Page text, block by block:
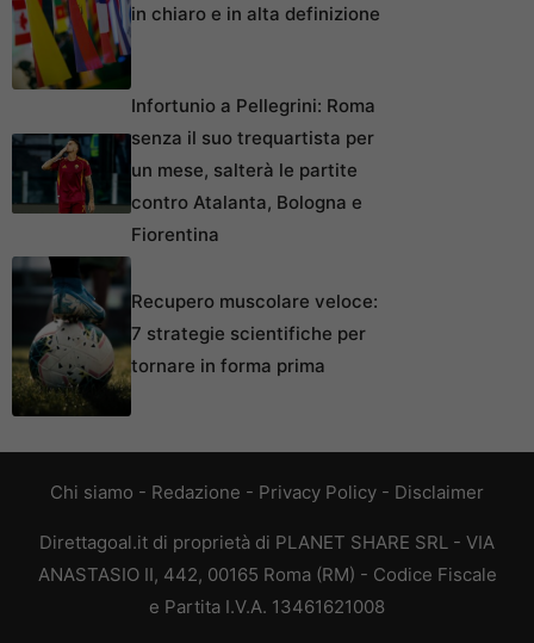
in chiaro e in alta definizione
Infortunio a Pellegrini: Roma
senza il suo trequartista per
un mese, salterà le partite
contro Atalanta, Bologna e
Fiorentina
Recupero muscolare veloce:
7 strategie scientifiche per
tornare in forma prima
Chi siamo - Redazione - Privacy Policy - Disclaimer
Direttagoal.it di proprietà di PLANET SHARE SRL - VIA
ANASTASIO II, 442, 00165 Roma (RM) - Codice Fiscale
e Partita I.V.A. 13461621008